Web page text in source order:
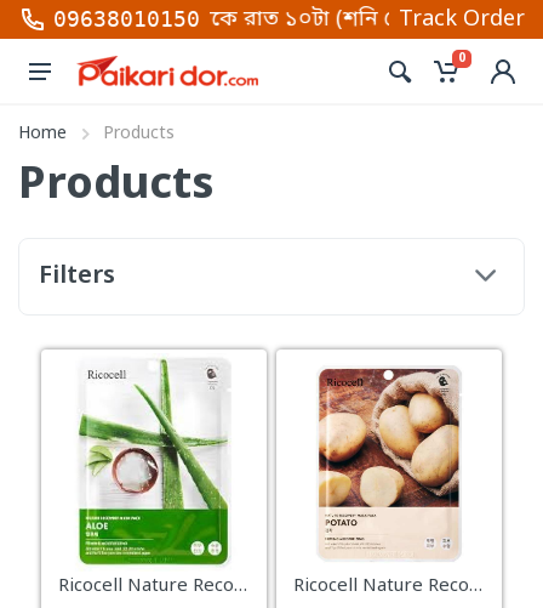
09638010150
১০ টা থেকে রাত ১০টা (শনি থেকে বৃহস্পতিবার)।
Track Order
0
Home Products
Products
Filters
Ricocell Nature Recovery Mask Pack Aloe – 23g Ricocell Nature Recovery Mask Pack Potato – 23g